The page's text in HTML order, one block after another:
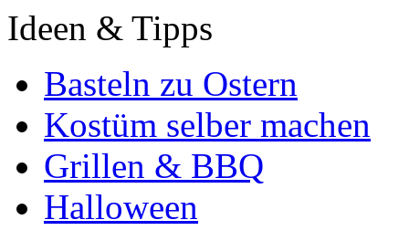
Ideen & Tipps
Basteln zu Ostern
Kostüm selber machen
Grillen & BBQ
Halloween